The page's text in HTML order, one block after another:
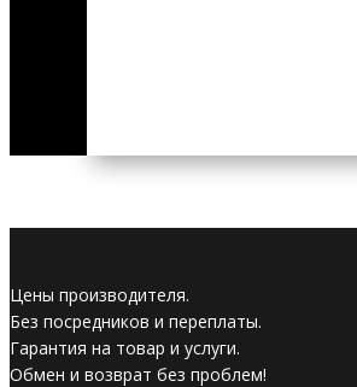
Цены производителя.
Без посредников и переплаты.
Гарантия на товар и услуги.
Обмен и возврат без проблем!